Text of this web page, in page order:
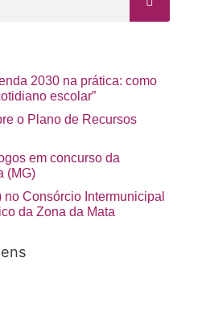
2030 na prática: como
escolar”
o Plano de Recursos
em concurso da
(MG)
Consórcio Intermunicipal
da Zona da Mata